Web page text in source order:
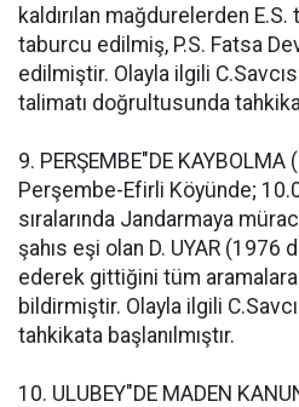
kaldırılan mağdurelerden
taburcu edilmiş, P.S. Fatsa
edilmiştir. Olayla ilgili
talimatı doğrultusunda
9. PERŞEMBE"DE KAYBOLMA
Perşembe-Efirli Köyünde;
sıralarında Jandarmaya
şahıs eşi olan D. UYAR (1976
ederek gittiğini tüm aramalara
bildirmiştir. Olayla ilgili
tahkikata başlanılmıştır.
10. ULUBEY"DE MADEN